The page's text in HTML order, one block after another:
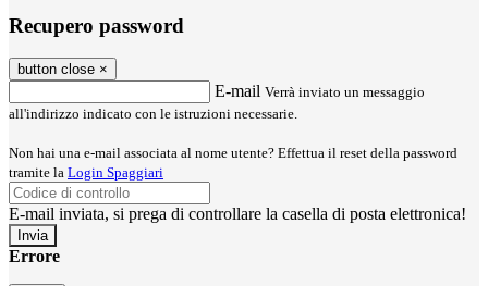
Recupero password
button close ×
E-mail Verrà inviato un messaggio
all'indirizzo indicato con le istruzioni necessarie.
Non hai una e-mail associata al nome utente? Effettua il reset della password
tramite la Login Spaggiari
E-mail inviata, si prega di controllare la casella di posta elettronica!
Errore